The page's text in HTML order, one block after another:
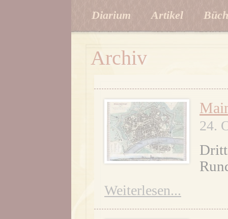
Diarium Artikel
Archiv
24.
Weiterlesen...